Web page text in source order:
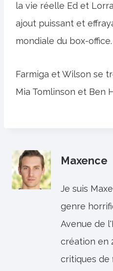
la vie réelle Ed et
ajout puissant et
mondiale du box-office.
Farmiga et Wilson se
Mia Tomlinson et Ben
Maxence
Je suis
genre
Avenue de
création en
critiques de